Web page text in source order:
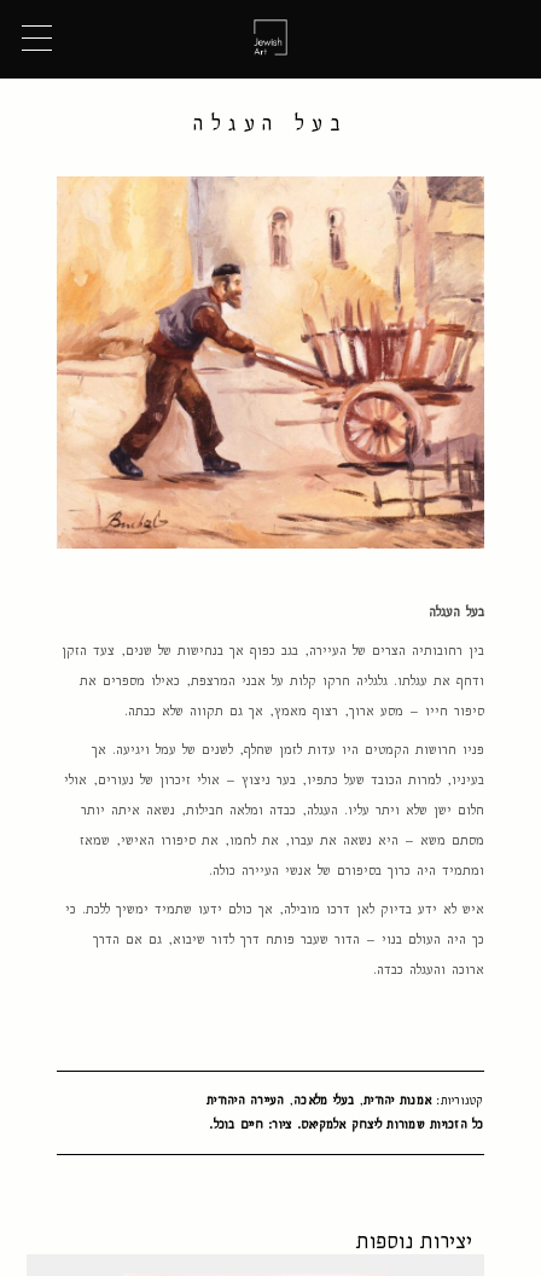
בעל העגלה
בעל העגלה
בין רחובותיה הצרים של העיירה, בגב כפוף אך בנחישות של שנים, צעד הזקן
ודחף את עגלתו. גלגליה חרקו קלות על אבני המרצפת, כאילו מספרים את
סיפור חייו – מסע ארוך, רצוף מאמץ, אך גם תקווה שלא כבתה.
פניו חרושות הקמטים היו עדות לזמן שחלף, לשנים של עמל ויגיעה. אך
בעיניו, למרות הכובד שעל כתפיו, בער ניצוץ – אולי זיכרון של נעורים, אולי
חלום ישן שלא ויתר עליו. העגלה, כבדה ומלאה חבילות, נשאה איתה יותר
מסתם משא – היא נשאה את עברו, את לחמו, את סיפורו האישי, שמאז
ומתמיד היה כרוך בסיפורם של אנשי העיירה כולה.
איש לא ידע בדיוק לאן דרכו מובילה, אך כולם ידעו שתמיד ימשיך ללכת. כי
כך היה העולם בנוי – הדור שעבר פותח דרך לדור שיבוא, גם אם הדרך
ארוכה והעגלה כבדה.
קטגוריות:אמנות יהודית, בעלי מלאכה, העיירה היהודית
כל הזכויות שמורות ליצחק אלמקיאס. ציור: חיים בוכל.
יצירות נוספות